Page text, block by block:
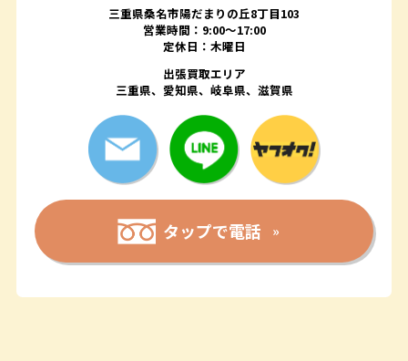
三重県桑名市陽だまりの丘8丁目103
営業時間：9:00〜17:00
定休日：木曜日
出張買取エリア
三重県、愛知県、岐阜県、滋賀県
タップで電話